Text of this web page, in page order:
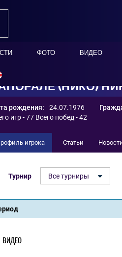
ФОТО ВИДЕО
(НИКО)
рождения: 24.07.1976
игр - 77 Всего побед - 42
игрока Статьи
Турнир Все турниры
ВИДЕО